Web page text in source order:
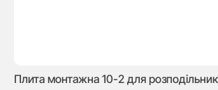
Плита монтажна 10-2 для